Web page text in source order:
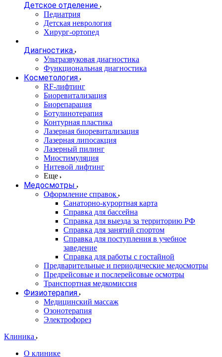
Детское отделение
Педиатрия
Детская неврология
Хирург-ортопед
Диагностика
Ультразвуковая диагностика
Функциональная диагностика
Косметология
RF-лифтинг
Биоревитализация
Биорепарация
Ботулинотерапия
Контурная пластика
Лазерная биоревитализация
Лазерная липосакция
Лазерный пилинг
Миостимуляция
Нитевой лифтинг
Еще
Медосмотры
Оформление справок
Санаторно-курортная карта
Справка для бассейна
Справка для выезда за территорию РФ
Справка для занятий спортом
Справка для поступления в учебное
заведение
Справка для работы с гостайной
Предварительные и периодические медосмотры
Предрейсовые и послерейсовые осмотры
Транспортная медкомиссия
Физиотерапия
Медицинский массаж
Озонотерапия
Электрофорез
Клиника
О клинике